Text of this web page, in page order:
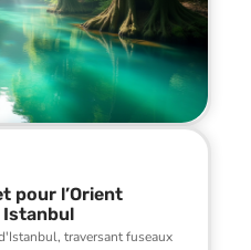
pour l’Orient
Istanbul
traversant fuseaux